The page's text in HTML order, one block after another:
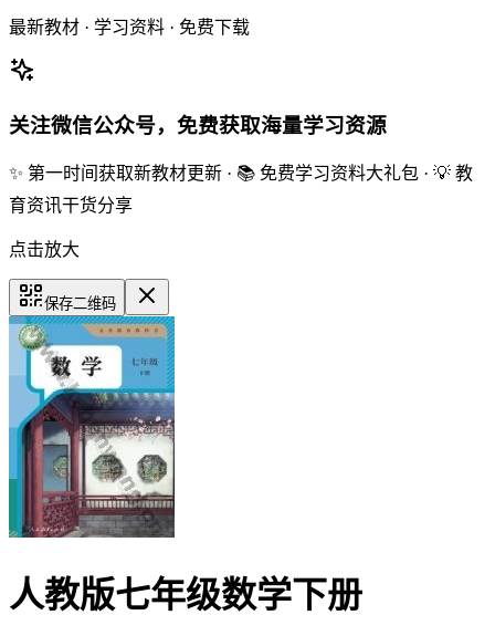
最新教材 · 学习资料 · 免费下载
关注微信公众号，免费获取海量学习资源
✨ 第一时间获取新教材更新 · 📚 免费学习资料大礼包 · 💡 教
育资讯干货分享
点击放大
保存二维码
人教版七年级数学下册